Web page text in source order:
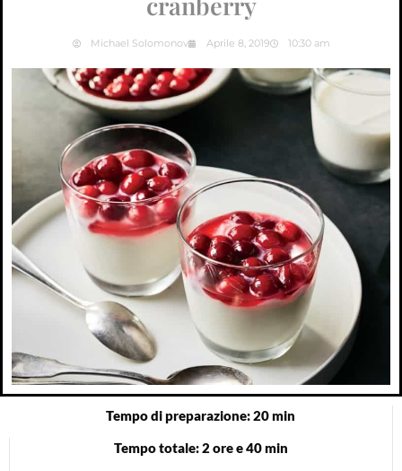
Michael Solomonov Aprile 8, 2019 10:30 am
Tempo di preparazione: 20 min
Tempo totale: 2 ore e 40 min